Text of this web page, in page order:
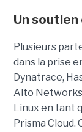
Un
Plusieurs
dans la prise
Dynatrace,
Alto
Linux en tant
Prisma Cloud.